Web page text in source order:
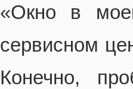
«Окно в
сервисном
Конечно,